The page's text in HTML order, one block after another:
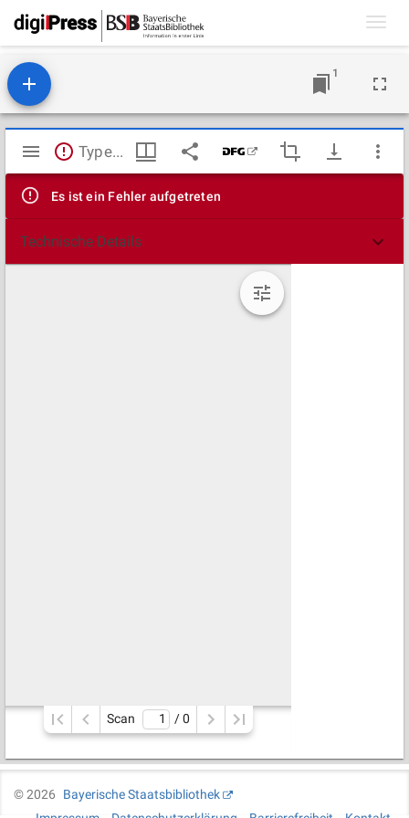
1
Mirador
Viewer
TypeError: Failed to fetch
Es ist ein Fehler aufgetreten
Technische Details
Scan / 0
©2026
Bayerische Staatsbibliothek